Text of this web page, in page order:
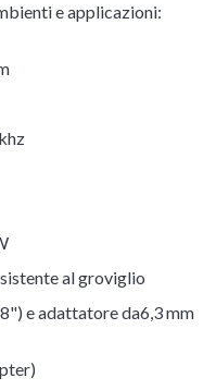
e applicazioni:
al groviglio
e adattatore da6,3 mm